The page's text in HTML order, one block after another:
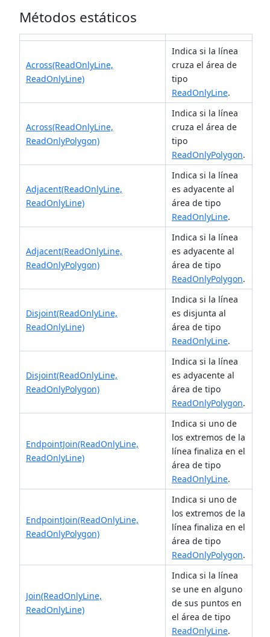
Métodos estáticos
Across(ReadOnlyLine,
ReadOnlyLine)
Indica si la línea
cruza el área de
tipo
ReadOnlyLine.
Across(ReadOnlyLine,
ReadOnlyPolygon)
Indica si la línea
cruza el área de
tipo
ReadOnlyPolygon.
Adjacent(ReadOnlyLine,
ReadOnlyLine)
Indica si la línea
es adyacente al
área de tipo
ReadOnlyLine.
Adjacent(ReadOnlyLine,
ReadOnlyPolygon)
Indica si la línea
es adyacente al
área de tipo
ReadOnlyPolygon.
Disjoint(ReadOnlyLine,
ReadOnlyLine)
Indica si la línea
es disjunta al
área de tipo
ReadOnlyLine.
Disjoint(ReadOnlyLine,
ReadOnlyPolygon)
Indica si la línea
es adyacente al
área de tipo
ReadOnlyPolygon.
EndpointJoin(ReadOnlyLine,
ReadOnlyLine)
Indica si uno de
los extremos de la
línea finaliza en el
área de tipo
ReadOnlyLine.
EndpointJoin(ReadOnlyLine,
ReadOnlyPolygon)
Indica si uno de
los extremos de la
línea finaliza en el
área de tipo
ReadOnlyPolygon.
Join(ReadOnlyLine,
ReadOnlyLine)
Indica si la línea
se une en alguno
de sus puntos en
el área de tipo
ReadOnlyLine.